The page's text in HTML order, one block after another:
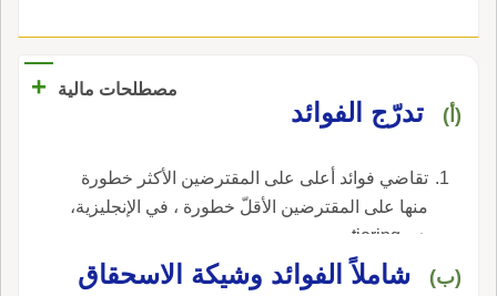
مصطلحات مالية +
(أ) تدرّج الفوائد
تقاضي فوائد أعلى على المقترضين الأكثر خطورة
منها على المقترضين الأقلّ خطورة ، في الإنجليزية،
هي tiering.
(ب) شاملاً الفوائد وشيكة الاسحقاق